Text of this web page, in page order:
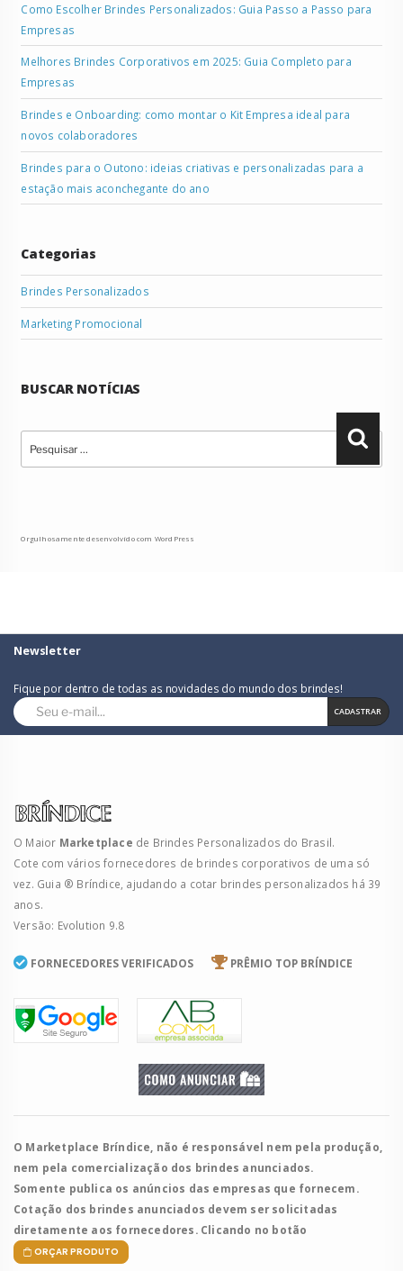
Como Escolher Brindes Personalizados: Guia Passo a Passo para
Empresas
Melhores Brindes Corporativos em 2025: Guia Completo para
Empresas
Brindes e Onboarding: como montar o Kit Empresa ideal para
novos colaboradores
Brindes para o Outono: ideias criativas e personalizadas para a
estação mais aconchegante do ano
Categorias
Brindes Personalizados
Marketing Promocional
BUSCAR NOTÍCIAS
Pesquisar
por:
Orgulhosamente desenvolvido com WordPress
Newsletter
Fique por dentro de todas as novidades do mundo dos brindes!
CADASTRAR
O Maior Marketplace de Brindes Personalizados do Brasil.
Cote com vários fornecedores de brindes corporativos de uma só
vez. Guia ® Bríndice, ajudando a cotar brindes personalizados há 39
anos.
Versão: Evolution 9.8
FORNECEDORES VERIFICADOS PRÊMIO TOP BRÍNDICE
O Marketplace Bríndice, não é responsável nem pela produção,
nem pela comercialização dos brindes anunciados.
Somente publica os anúncios das empresas que fornecem.
Cotação dos brindes anunciados devem ser solicitadas
diretamente aos fornecedores. Clicando no botão
ORÇAR PRODUTO